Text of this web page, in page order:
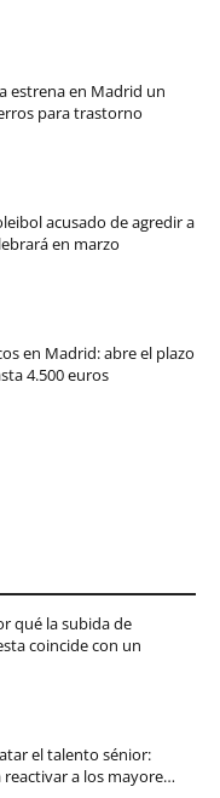
estrena en Madrid un
para trastorno
acusado de agredir a
en marzo
en Madrid: abre el plazo
4.500 euros
qué la subida de
coincide con un
el talento sénior:
reactivar a los mayore…